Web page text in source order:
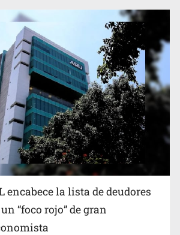
encabece la lista de deudores
“foco rojo” de gran